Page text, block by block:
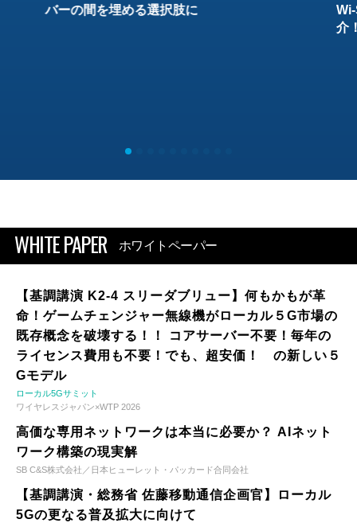
バーの間を埋める選択肢に
介
WHITE PAPER ホワイトペーパー
【基調講演 K2-4 スリーダブリュー】何もかもが革
命！ゲームチェンジャー無線機がローカル５G市場の
既存概念を破壊する！！ コアサーバー不要！毎年の
ライセンス費用も不要！でも、超安価！ の新しい５
Gモデル
ローカル5Gサミット
ワイヤレスジャパン×WTP 2026
高価な専用ネットワークは本当に必要か？ AIネット
ワーク構築の現実解
SB C&S株式会社／日本ヒューレット・パッカード合同会社
【基調講演・総務省 佐藤移動通信企画官】ローカル
5Gの更なる普及拡大に向けて